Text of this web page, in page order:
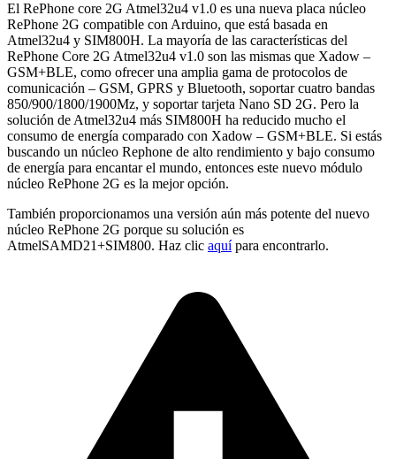
El RePhone core 2G Atmel32u4 v1.0 es una nueva placa núcleo
RePhone 2G compatible con Arduino, que está basada en
Atmel32u4 y SIM800H. La mayoría de las características del
RePhone Core 2G Atmel32u4 v1.0 son las mismas que Xadow –
GSM+BLE, como ofrecer una amplia gama de protocolos de
comunicación – GSM, GPRS y Bluetooth, soportar cuatro bandas
850/900/1800/1900Mz, y soportar tarjeta Nano SD 2G. Pero la
solución de Atmel32u4 más SIM800H ha reducido mucho el
consumo de energía comparado con Xadow – GSM+BLE. Si estás
buscando un núcleo Rephone de alto rendimiento y bajo consumo
de energía para encantar el mundo, entonces este nuevo módulo
núcleo RePhone 2G es la mejor opción.
También proporcionamos una versión aún más potente del nuevo
núcleo RePhone 2G porque su solución es
AtmelSAMD21+SIM800. Haz clic aquípara encontrarlo.